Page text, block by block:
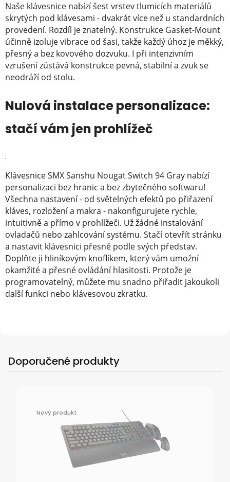
Naše klávesnice nabízí šest vrstev tlumicích materiálů
skrytých pod klávesami - dvakrát více než u standardních
provedení. Rozdíl je znatelný. Konstrukce Gasket-Mount
účinně izoluje vibrace od šasi, takže každý úhoz je měkký,
přesný a bez kovového dozvuku. I při intenzivním
vzrušení zůstává konstrukce pevná, stabilní a zvuk se
neodráží od stolu.
Nulová instalace personalizace:
stačí vám jen prohlížeč
.
Klávesnice SMX Sanshu Nougat Switch 94 Gray nabízí
personalizaci bez hranic a bez zbytečného softwaru!
Všechna nastavení - od světelných efektů po přiřazení
kláves, rozložení a makra - nakonfigurujete rychle,
intuitivně a přímo v prohlížeči. Už žádné instalování
ovladačů nebo zahlcování systému. Stačí otevřít stránku
a nastavit klávesnici přesně podle svých představ.
Doplňte ji hliníkovým knoflíkem, který vám umožní
okamžité a přesné ovládání hlasitosti. Protože je
programovatelný, můžete mu snadno přiřadit jakoukoli
další funkci nebo klávesovou zkratku.
Doporučené produkty
Nový produkt